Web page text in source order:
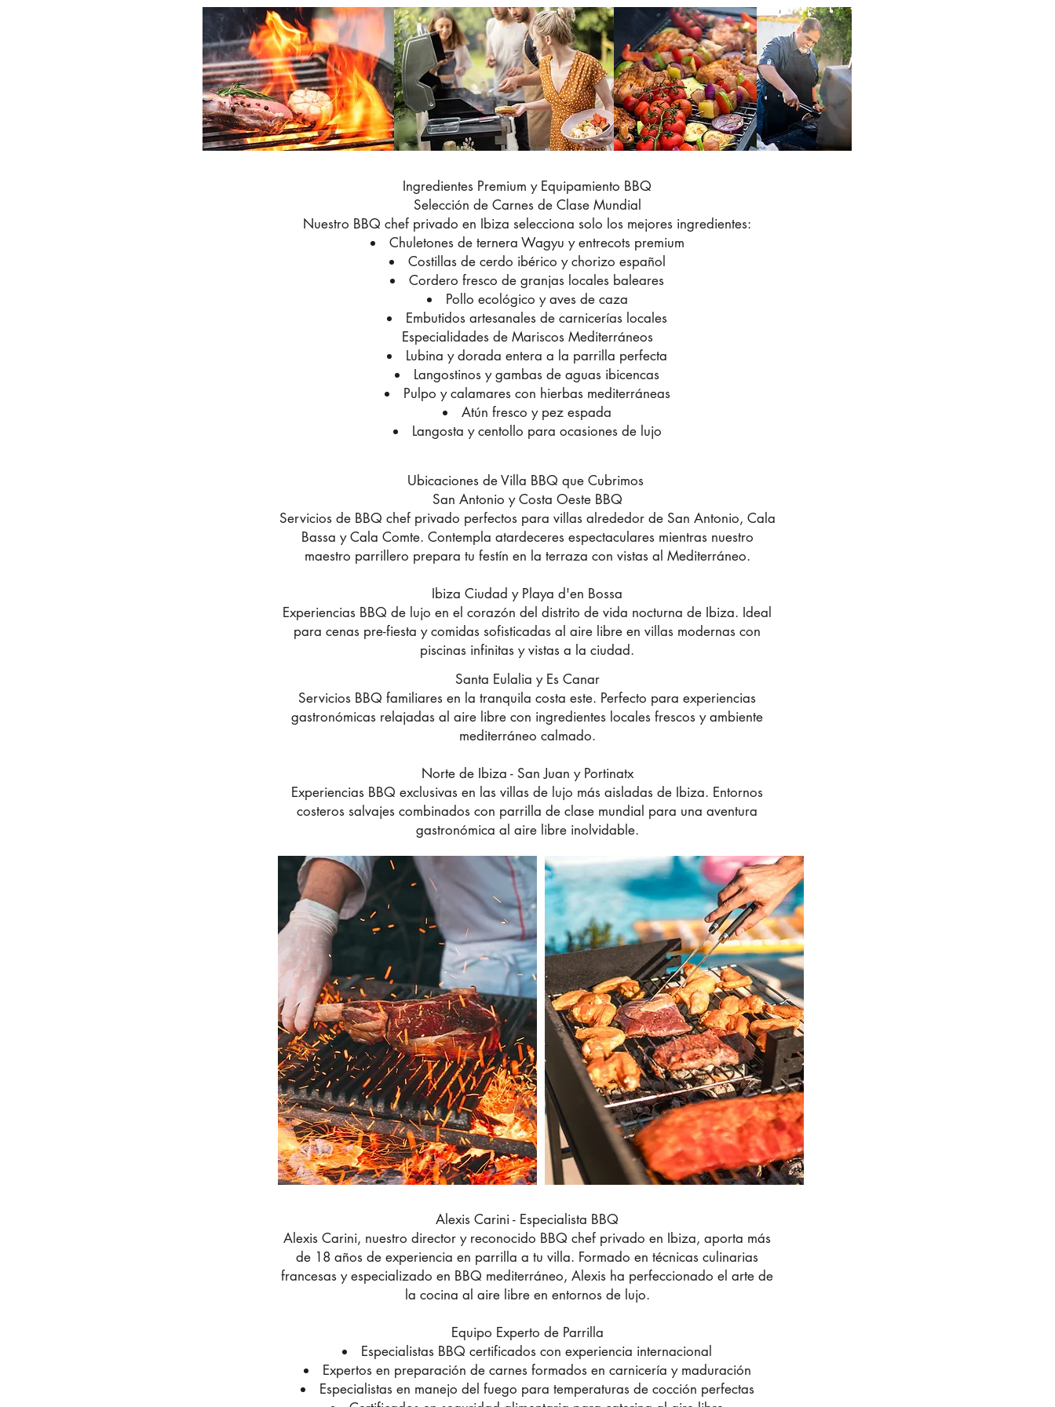
Ingredientes Premium y Equipamiento BBQ
Selección de Carnes de Clase Mundial
Nuestro BBQ chef privado en Ibiza selecciona solo los mejores ingredientes:
Chuletones de ternera Wagyu y entrecots premium
Costillas de cerdo ibérico y chorizo español
Cordero fresco de granjas locales baleares
Pollo ecológico y aves de caza
Embutidos artesanales de carnicerías locales
Especialidades de Mariscos Mediterráneos
Lubina y dorada entera a la parrilla perfecta
Langostinos y gambas de aguas ibicencas
Pulpo y calamares con hierbas mediterráneas
Atún fresco y pez espada
Langosta y centollo para ocasiones de lujo
Ubicaciones de Villa BBQ que Cubrimos
San Antonio y Costa Oeste BBQ
Servicios de BBQ chef privado perfectos para villas alrededor de San Antonio, Cala
Bassa y Cala Comte. Contempla atardeceres espectaculares mientras nuestro
maestro parrillero prepara tu festín en la terraza con vistas al Mediterráneo.
Ibiza Ciudad y Playa d'en Bossa
Experiencias BBQ de lujo en el corazón del distrito de vida nocturna de Ibiza. Ideal
para cenas pre-fiesta y comidas sofisticadas al aire libre en villas modernas con
piscinas infinitas y vistas a la ciudad.
Santa Eulalia y Es Canar
Servicios BBQ familiares en la tranquila costa este. Perfecto para experiencias
gastronómicas relajadas al aire libre con ingredientes locales frescos y ambiente
mediterráneo calmado.
Norte de Ibiza - San Juan y Portinatx
Experiencias BBQ exclusivas en las villas de lujo más aisladas de Ibiza. Entornos
costeros salvajes combinados con parrilla de clase mundial para una aventura
gastronómica al aire libre inolvidable.
Alexis Carini - Especialista BBQ
Alexis Carini, nuestro director y reconocido BBQ chef privado en Ibiza, aporta más
de 18 años de experiencia en parrilla a tu villa. Formado en técnicas culinarias
francesas y especializado en BBQ mediterráneo, Alexis ha perfeccionado el arte de
la cocina al aire libre en entornos de lujo.
Equipo Experto de Parrilla
Especialistas BBQ certificados con experiencia internacional
Expertos en preparación de carnes formados en carnicería y maduración
Especialistas en manejo del fuego para temperaturas de cocción perfectas